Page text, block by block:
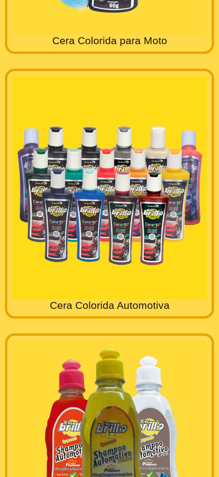
Cera Colorida para Moto
Cera Colorida Automotiva